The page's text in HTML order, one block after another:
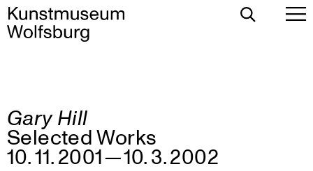
Zum
Inhalt
springen
Suche
Gary Hill
Selected Works
10. 11. 2001 — 10. 3. 2002